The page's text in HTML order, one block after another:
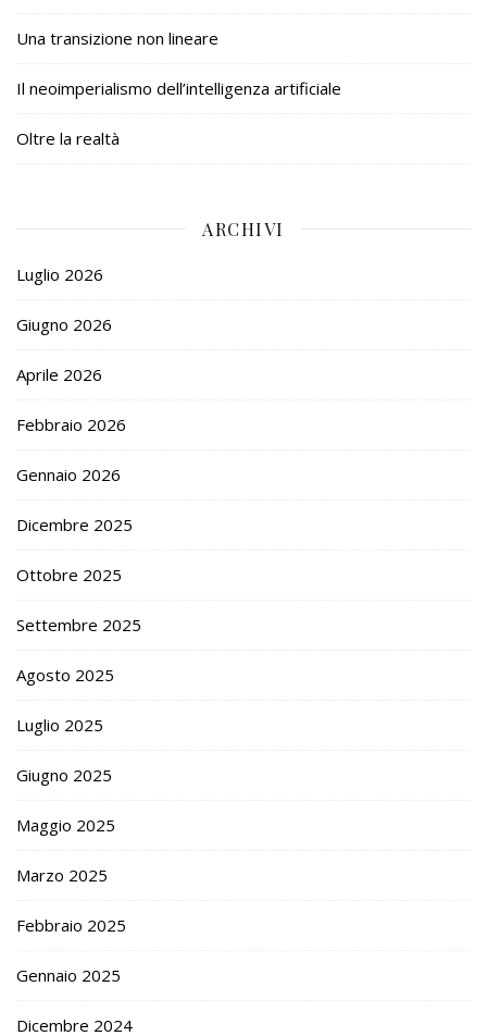
Una transizione non lineare
Il neoimperialismo dell’intelligenza artificiale
Oltre la realtà
ARCHIVI
Luglio 2026
Giugno 2026
Aprile 2026
Febbraio 2026
Gennaio 2026
Dicembre 2025
Ottobre 2025
Settembre 2025
Agosto 2025
Luglio 2025
Giugno 2025
Maggio 2025
Marzo 2025
Febbraio 2025
Gennaio 2025
Dicembre 2024